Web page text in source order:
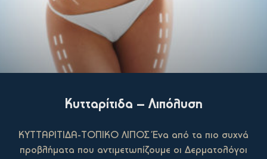
Κυτταρίτιδα – Λιπόλυση
ΚΥΤΤΑΡΙΤΙΔΑ-ΤΟΠΙΚΟ ΛΙΠΟΣ Ένα από τα πιο συχνά
προβλήματα που αντιμετωπίζουμε οι Δερματολόγοι